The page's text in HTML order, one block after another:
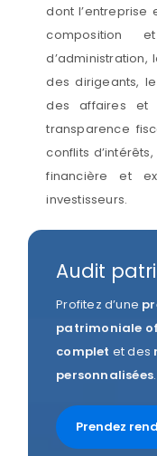
dont l’entreprise
composition
des dirigeants,
des affaires et
transparence
conflits
financière et
investisseurs.
Audit
Profitez d’une
patrimoniale
complet et des
personnalisées.
Prendez